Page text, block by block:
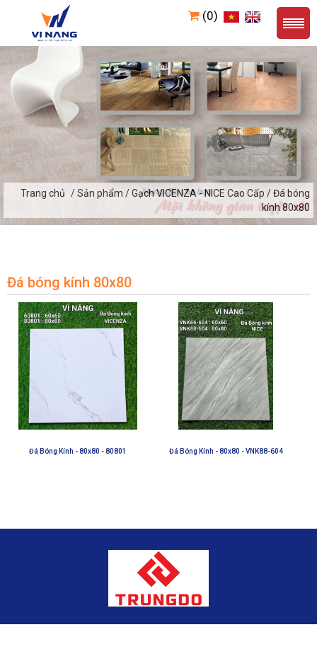
(0)
Trang chủ / Sản phẩm / Gạch VICENZA - NICE Cao Cấp / Đá bóng
kính 80x80
Đá bóng kính 80x80
Đá Bóng Kính - 80x80 - 80801 Đá Bóng Kính - 80x80 - VNK88-604